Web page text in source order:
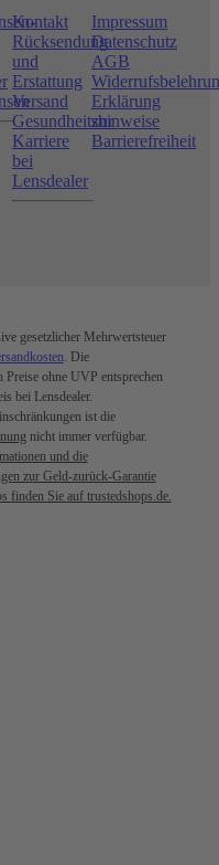
Kontakt
Rücksendung
und
Erstattung
Versand
Gesundheitshinweise
Karriere
bei
Lensdealer
Impressum
Datenschutz
AGB
Erklärung
zur
Barrierefreiheit
gesetzlicher Mehrwertsteuer
. Die
Preise ohne UVP entsprechen
bei Lensdealer.
ist die
nicht immer verfügbar.
und die
zur Geld-zurück-Garantie
finden Sie auf trustedshops.de.